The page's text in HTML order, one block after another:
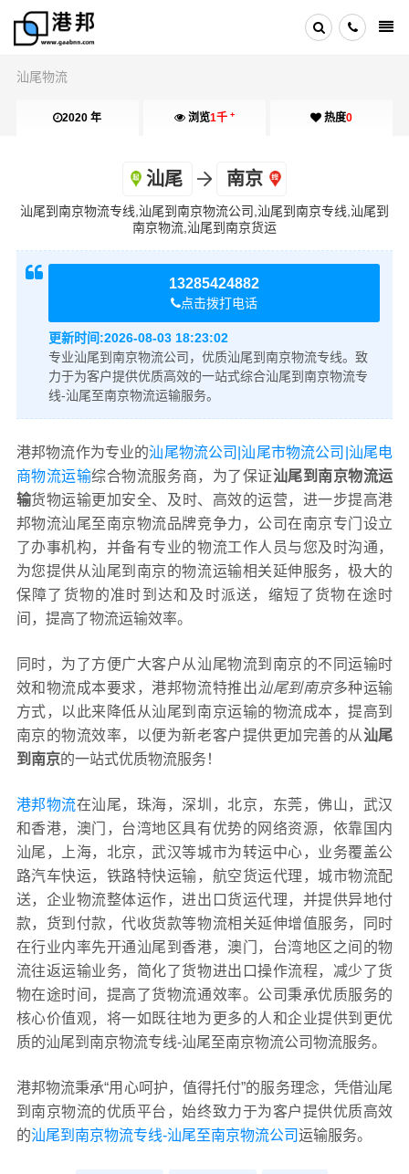
汕尾物流
2020 年 浏览1千 + 热度0
汕尾 南京
汕尾到南京物流专线,汕尾到南京物流公司,汕尾到南京专线,汕尾到
南京物流,汕尾到南京货运
13285424882
点击拨打电话
更新时间:2026-08-03 18:23:02
专业汕尾到南京物流公司，优质汕尾到南京物流专线。致
力于为客户提供优质高效的一站式综合汕尾到南京物流专
线-汕尾至南京物流运输服务。
港邦物流作为专业的汕尾物流公司|汕尾市物流公司|汕尾电
商物流运输综合物流服务商，为了保证汕尾到南京物流运
输货物运输更加安全、及时、高效的运营，进一步提高港
邦物流汕尾至南京物流品牌竞争力，公司在南京专门设立
了办事机构，并备有专业的物流工作人员与您及时沟通，
为您提供从汕尾到南京的物流运输相关延伸服务，极大的
保障了货物的准时到达和及时派送，缩短了货物在途时
间，提高了物流运输效率。
同时，为了方便广大客户从汕尾物流到南京的不同运输时
效和物流成本要求，港邦物流特推出汕尾到南京多种运输
方式，以此来降低从汕尾到南京运输的物流成本，提高到
南京的物流效率，以便为新老客户提供更加完善的从汕尾
到南京的一站式优质物流服务！
港邦物流在汕尾，珠海，深圳，北京，东莞，佛山，武汉
和香港，澳门，台湾地区具有优势的网络资源，依靠国内
汕尾，上海，北京，武汉等城市为转运中心，业务覆盖公
路汽车快运，铁路特快运输，航空货运代理，城市物流配
送，企业物流整体运作，进出口货运代理，并提供异地付
款，货到付款，代收货款等物流相关延伸增值服务，同时
在行业内率先开通汕尾到香港，澳门，台湾地区之间的物
流往返运输业务，简化了货物进出口操作流程，减少了货
物在途时间，提高了货物流通效率。公司秉承优质服务的
核心价值观，将一如既往地为更多的人和企业提供到更优
质的汕尾到南京物流专线-汕尾至南京物流公司物流服务。
港邦物流秉承“用心呵护，值得托付”的服务理念，凭借汕尾
到南京物流的优质平台，始终致力于为客户提供优质高效
的汕尾到南京物流专线-汕尾至南京物流公司运输服务。